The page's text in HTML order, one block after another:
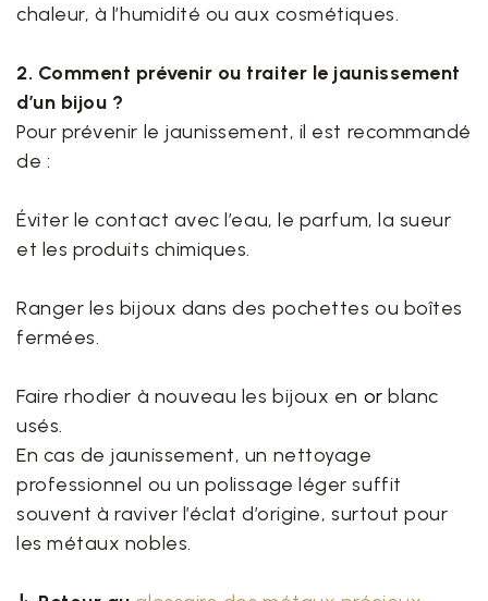
chaleur, à l’humidité ou aux cosmétiques.
2. Comment prévenir ou traiter le jaunissement
d’un bijou ?
Pour prévenir le jaunissement, il est recommandé
de :
Éviter le contact avec l’eau, le parfum, la sueur
et les produits chimiques.
Ranger les bijoux dans des pochettes ou boîtes
fermées.
Faire rhodier à nouveau les bijoux en or blanc
usés.
En cas de jaunissement, un nettoyage
professionnel ou un polissage léger suffit
souvent à raviver l’éclat d’origine, surtout pour
les métaux nobles.